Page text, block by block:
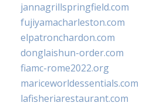
jannagrillspringfield.com
fujiyamacharleston.com
elpatronchardon.com
donglaishun-order.com
fiamc-rome2022.org
mariceworldessentials.com
lafisheriarestaurant.com